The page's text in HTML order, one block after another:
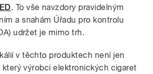
. To vše navzdory pravidelným
a snahám Úřadu pro kontrolu
udržet je mimo trh.
v těchto produktech není jen
výrobci elektronických cigaret